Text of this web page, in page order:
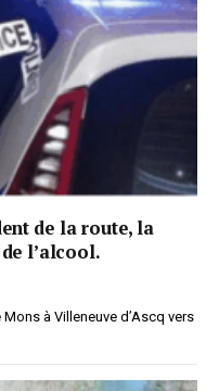
de la route, la
l’alcool.
à Villeneuve d’Ascq vers